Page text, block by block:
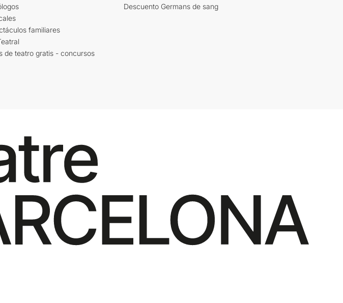
familiares
de teatro gratis - concursos
Descuento Germans de sang